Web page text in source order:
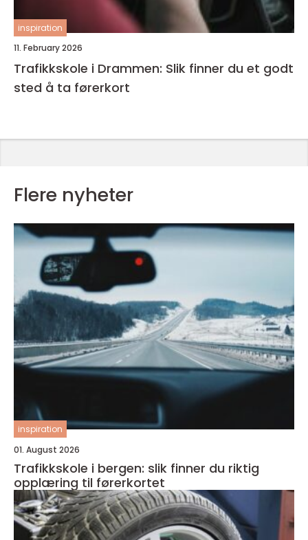
inspiration
11. February 2026
Trafikkskole i Drammen: Slik finner du et godt
sted å ta førerkort
Flere nyheter
inspiration
01. August 2026
Trafikkskole i bergen: slik finner du riktig
opplæring til førerkortet